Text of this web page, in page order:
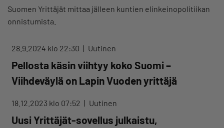
Suomen Yrittäjät mittaa jälleen kuntien elinkeinopolitiikan
onnistumista.
28.9.2024 klo 22:30 Uutinen
Pellosta käsin viihtyy koko Suomi –
Viihdeväylä on Lapin Vuoden yrittäjä
18.12.2023 klo 07:52 Uutinen
Uusi Yrittäjät-sovellus julkaistu,